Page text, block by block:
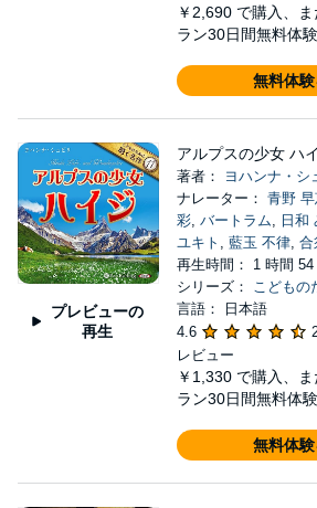
￥2,690 で購入、
ラン30日間無料体
無料体
プレビューの
再生
アルプスの少女 ハ
著者：
ヨハンナ・シ
ナレーター： 青野
彩, バートラム, 日和
ユキト , 藍玉 不律, 合
再生時間： 1 時間 54
シリーズ： こどもの
言語： 日本語
4.6
レビュー
￥1,330 で購入、
ラン30日間無料体
無料体